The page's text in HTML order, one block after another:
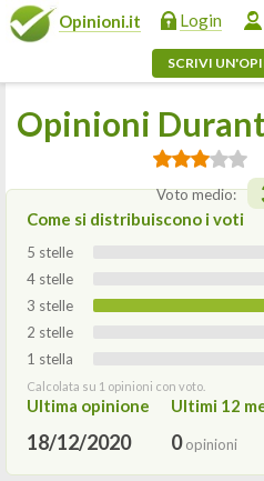
Opinioni.it Login
SCRIVI
Opinioni
Voto medio:
Come si distribuiscono i voti
5 stelle
4 stelle
3 stelle
2 stelle
1 stella
Calcolata su 1 opinioni con voto.
Ultima opinione
18/12/2020
Ultimi 12
0opinioni